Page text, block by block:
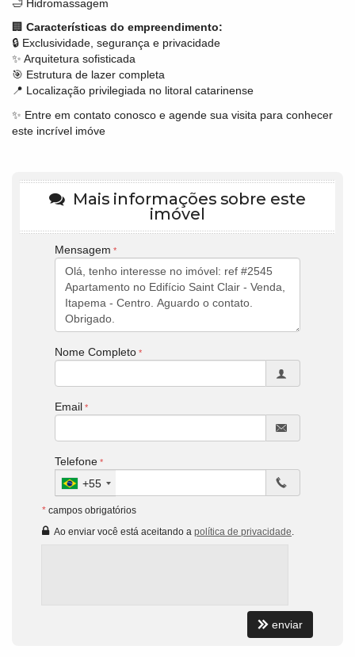
🛁 Hidromassagem
🏢 Características do empreendimento:
🔒 Exclusividade, segurança e privacidade
✨ Arquitetura sofisticada
🎯 Estrutura de lazer completa
📍 Localização privilegiada no litoral catarinense
✨ Entre em contato conosco e agende sua visita para conhecer
este incrível imóve
Mais informações sobre este
imóvel
Mensagem
Nome Completo
Email
Telefone
+55
* campos obrigatórios
Ao enviar você está aceitando a política de privacidade
enviar